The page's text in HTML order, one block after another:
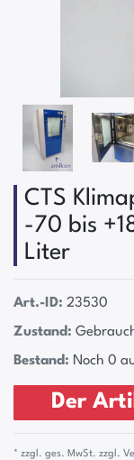
CTS
-70 bis
Liter
Art.-ID: 23530
Zustand:
Bestand: Noch 0
Der
* zzgl. ges. MwSt. zzgl.